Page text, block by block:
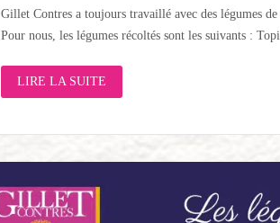
Gillet Contres a toujours travaillé avec des légumes
Pour nous, les légumes récoltés sont les suivants :
LIRE LA SUITE